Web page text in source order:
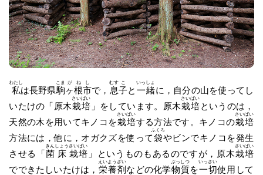
私
わたし
は長野県駒
こま
ヶ
が
根
ね
市
し
で， 息
むす
子
こ
と 一
いっ
緒
しょ
に，自分の山を使ってし
いたけの「原木栽
さい
培
ばい
」をしています。原木栽
さい
培
ばい
というのは，
天然の木を用いてキノコを栽
さい
培
ばい
する方法です。キノコの栽
さい
培
ばい
方法には，他に，オガクズを使って袋
ふくろ
やビンでキノコを発生
させる「菌
きん
床
しょう
栽
さい
培
ばい
」というものもあるのですが，原木栽
さい
培
ばい
でできたしいたけは， 栄
えい
養
よう
剤
ざい
などの化学物
ぶっ
質
しつ
を一
いっ
切
さい
使用して